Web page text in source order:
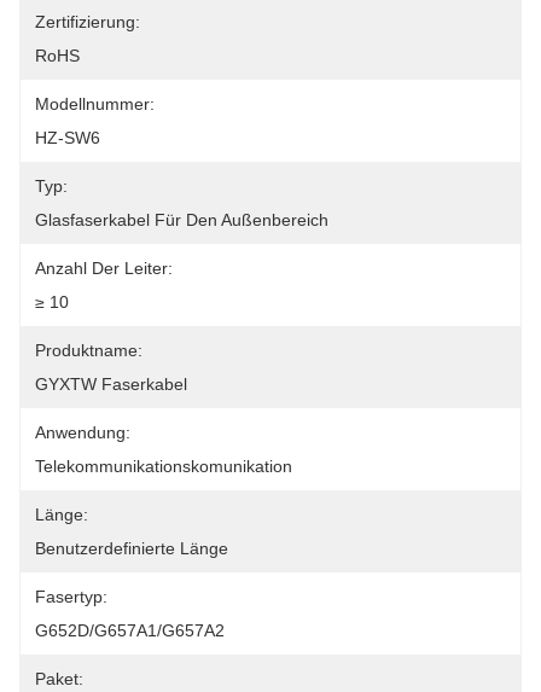
Zertifizierung:
RoHS
Modellnummer:
HZ-SW6
Typ:
Glasfaserkabel Für Den Außenbereich
Anzahl Der Leiter:
≥ 10
Produktname:
GYXTW Faserkabel
Anwendung:
Telekommunikationskomunikation
Länge:
Benutzerdefinierte Länge
Fasertyp:
G652D/G657A1/G657A2
Paket: